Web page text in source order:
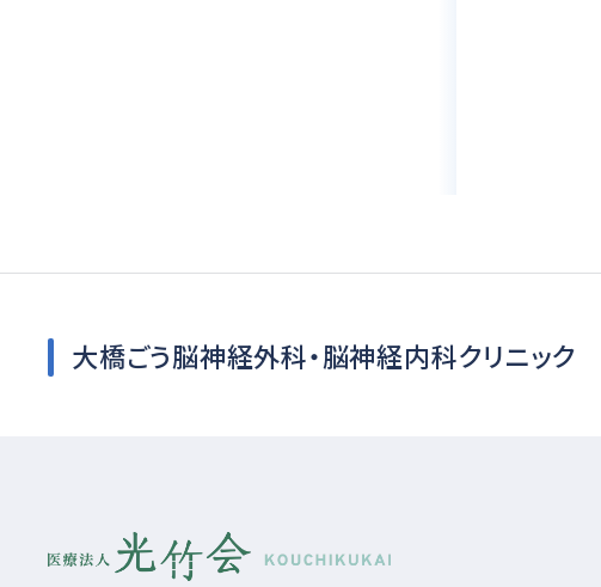
大橋ごう脳神経外科・脳神経内科クリニック